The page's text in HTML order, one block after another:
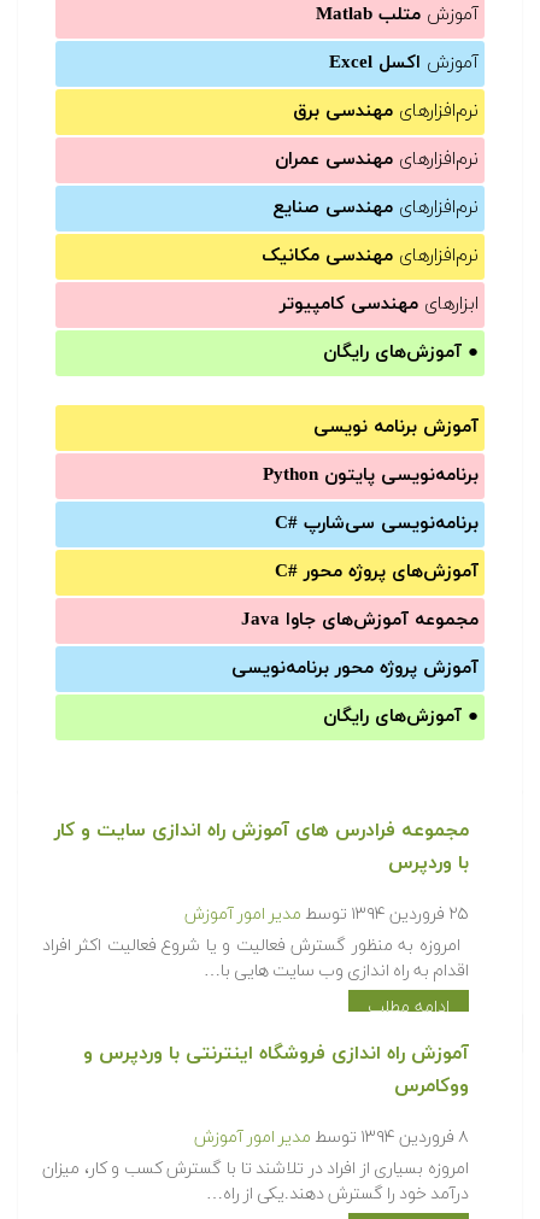
آموزش متلب Matlab
آموزش اکسل Excel
نرم‌افزارهای مهندسی برق
نرم‌افزارهای مهندسی عمران
نرم‌افزارهای مهندسی صنایع
نرم‌افزارهای مهندسی مکانیک
ابزارهای مهندسی کامپیوتر
● آموزش‌های رایگان
آموزش برنامه نویسی
برنامه‌نویسی پایتون Python
برنامه‌‌نویسی سی‌شارپ C#‎
آموزش‌های پروژه محور #C
مجموعه آموزش‌های جاوا Java
آموزش‌ پروژه محور برنامه‌نویسی
● آموزش‌های رایگان
مجموعه فرادرس های آموزش راه اندازی سایت و کار
با وردپرس
۲۵ فروردین ۱۳۹۴ توسط مدیر امور آموزش
امروزه به منظور گسترش فعالیت و یا شروع فعالیت اکثر افراد
اقدام به راه اندازی وب سایت هایی با…
ادامه مطلب
آموزش راه اندازی فروشگاه اینترنتی با وردپرس و
ووکامرس
۸ فروردین ۱۳۹۴ توسط مدیر امور آموزش
امروزه بسیاری از افراد در تلاشند تا با گسترش کسب و کار، میزان
درآمد خود را گسترش دهند.یکی از راه…